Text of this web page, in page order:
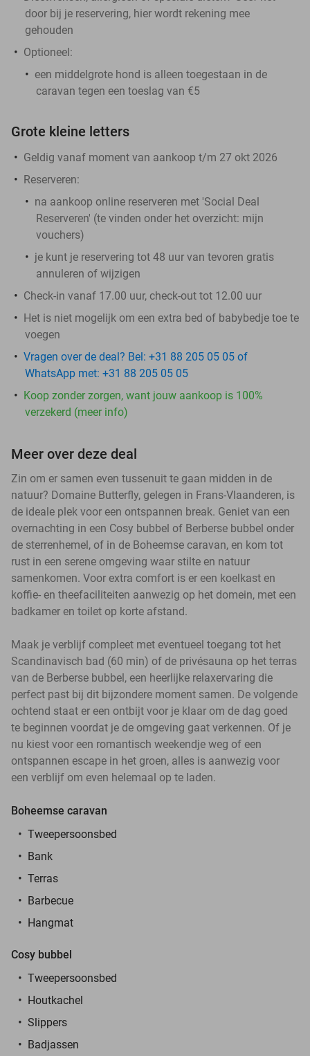
door bij je reservering, hier wordt rekening mee
gehouden
Optioneel:
een middelgrote hond is alleen toegestaan in de
caravan tegen een toeslag van €5
Grote kleine letters
Geldig vanaf moment van aankoop t/m 27 okt 2026
Reserveren:
na aankoop online reserveren met 'Social Deal
Reserveren' (te vinden onder het overzicht: mijn
vouchers)
je kunt je reservering tot 48 uur van tevoren gratis
annuleren of wijzigen
Check-in vanaf 17.00 uur, check-out tot 12.00 uur
Het is niet mogelijk om een extra bed of babybedje toe te
voegen
Vragen over de deal? Bel: +31 88 205 05 05 of
WhatsApp met: +31 88 205 05 05
Koop zonder zorgen, want jouw aankoop is 100%
verzekerd (meer info)
Meer over deze deal
Zin om er samen even tussenuit te gaan midden in de
natuur? Domaine Butterfly, gelegen in Frans-Vlaanderen, is
de ideale plek voor een ontspannen break. Geniet van een
overnachting in een Cosy bubbel of Berberse bubbel onder
de sterrenhemel, of in de Boheemse caravan, en kom tot
rust in een serene omgeving waar stilte en natuur
samenkomen. Voor extra comfort is er een koelkast en
koffie- en theefaciliteiten aanwezig op het domein, met een
badkamer en toilet op korte afstand.
Maak je verblijf compleet met eventueel toegang tot het
Scandinavisch bad (60 min) of de privésauna op het terras
van de Berberse bubbel, een heerlijke relaxervaring die
perfect past bij dit bijzondere moment samen. De volgende
ochtend staat er een ontbijt voor je klaar om de dag goed
te beginnen voordat je de omgeving gaat verkennen. Of je
nu kiest voor een romantisch weekendje weg of een
ontspannen escape in het groen, alles is aanwezig voor
een verblijf om even helemaal op te laden.
Boheemse caravan
Tweepersoonsbed
Bank
Terras
Barbecue
Hangmat
Cosy bubbel
Tweepersoonsbed
Houtkachel
Slippers
Badjassen